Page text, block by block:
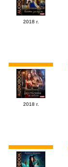
2018 г.
2018 г.